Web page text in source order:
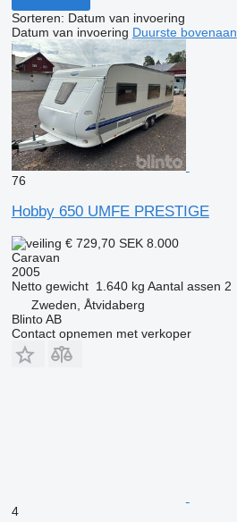
Sorteren: Datum van invoering
Datum van invoering Duurste bovenaan
76
Hobby 650 UMFE PRESTIGE
€ 729,70 SEK 8.000
Caravan
2005
Netto gewicht 1.640 kg Aantal assen 2
Zweden, Åtvidaberg
Blinto AB
Contact opnemen met verkoper
4